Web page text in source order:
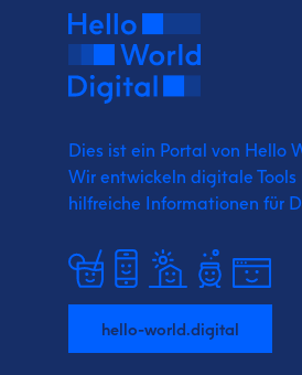
Dies ist ein Portal von Hello
Wir entwickeln digitale Tools
hilfreiche Informationen für
hello-world.digital